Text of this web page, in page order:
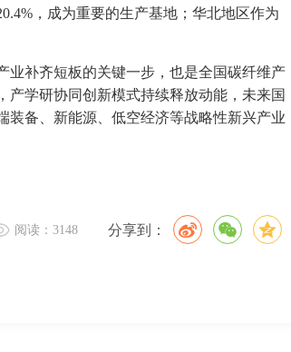
，成为重要的生产基地；华北地区作为
业补齐短板的关键一步，也是全国碳纤维产
学研协同创新模式持续释放动能，未来国
装备、新能源、低空经济等战略性新兴产业
阅读：3148 分享到：